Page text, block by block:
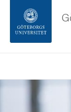
Sidfoten
Om webbplatsen
Bild